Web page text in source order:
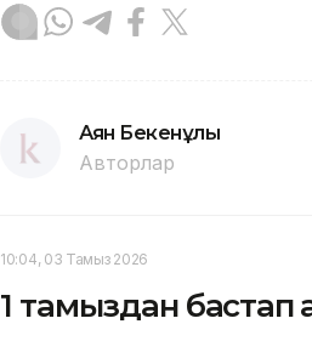
Аян Бекенұлы
Авторлар
10:04, 03 Тамыз 2026
1 тамыздан бастап